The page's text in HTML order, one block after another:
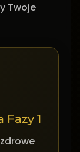
Twoje
1